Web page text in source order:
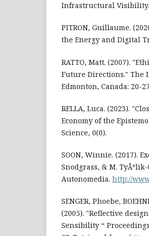
Infrastructural
PITRON, Guillaume.
the Energy and Digital
RATTO, Matt. (2007).
Future Directions." The
Edmonton, Canada: 20-
RELLA, Luca. (2023).
Economy of the
Science, 0(0).
SOON, Winnie. (2017).
Snodgrass, & M.
Autonomedia. http://
SENGER, Phoebe,
(2005). "Reflective
Sensibility “